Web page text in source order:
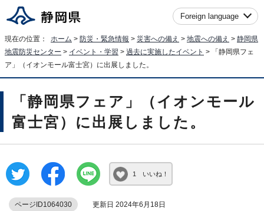
Foreign language
現在の位置： ホーム > 防災・緊急情報 > 災害への備え > 地震への備え > 静岡県
地震防災センター > イベント・学習 > 過去に実施したイベント > 「静岡県フェ
ア」（イオンモール富士宮）に出展しました。
「静岡県フェア」（イオンモール
富士宮）に出展しました。
1 いいね！
ページID1064030 更新日 2024年6月18日